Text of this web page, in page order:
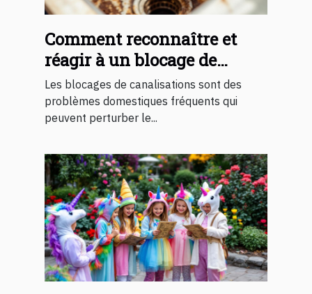
Comment reconnaître et
réagir à un blocage de
canalisations ?
Les blocages de canalisations sont des
problèmes domestiques fréquents qui
peuvent perturber le...